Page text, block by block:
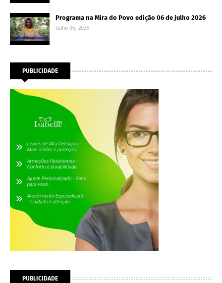
Programa na Mira do Povo edição 06 de julho 2026
Julho 06, 2026
PUBLICIDADE
PUBLICIDADE